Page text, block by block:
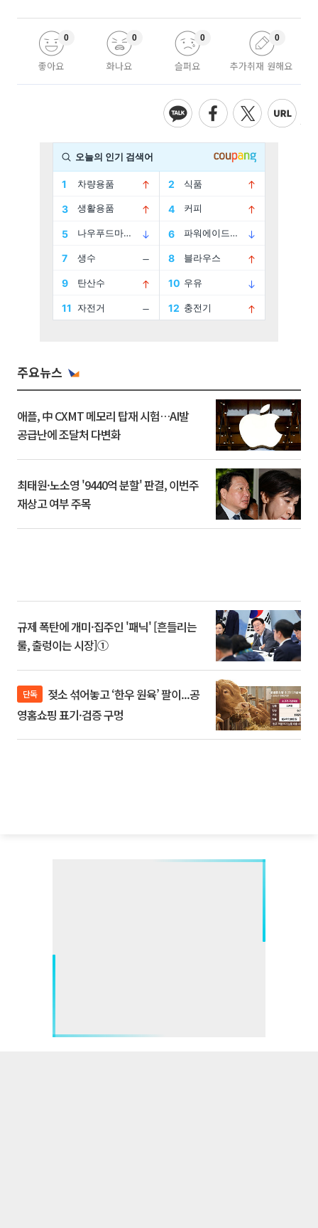
좋아요
0
화나요
0
슬퍼요
0
추가취재 원해요
0
주요뉴스
애플, 中 CXMT 메모리 탑재 시험…AI발
공급난에 조달처 다변화
최태원·노소영 '9440억 분할' 판결, 이번주
재상고 여부 주목
규제 폭탄에 개미·집주인 '패닉' [흔들리는
룰, 출렁이는 시장]①
단독
영홈쇼핑 표기·검증 구멍